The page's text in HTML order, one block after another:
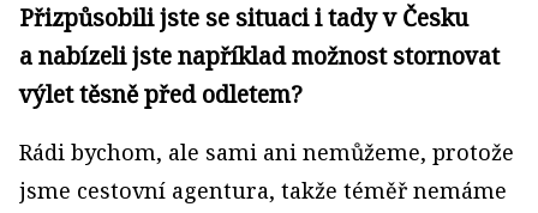
Přizpůsobili jste se situaci i tady v Česku
a nabízeli jste například možnost stornovat
výlet těsně před odletem?
Rádi bychom, ale sami ani nemůžeme, protože
jsme cestovní agentura, takže téměř nemáme